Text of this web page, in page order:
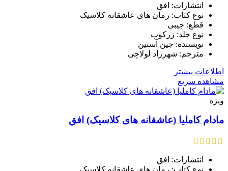
انتشارات: افق
نوع کتاب: رمان های عاشقانه کلاسیک
قطع: جیبی
نوع جلد: زرکوب
نویسنده: جین آستین
مترجم: شهرزاد لولاچی
اطلاعات بیشتر
مشاهده سریع
ویژه
مادام کاملیا (عاشقانه های کلاسیک) افق
انتشارات: افق